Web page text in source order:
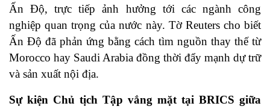
Ấn Độ, trực tiếp ảnh hưởng tới các ngành công
nghiệp quan trọng của nước này. Tờ Reuters cho biết
Ấn Độ đã phản ứng bằng cách tìm nguồn thay thế từ
Morocco hay Saudi Arabia đồng thời đẩy mạnh dự trữ
và sản xuất nội địa.
Sự kiện Chủ tịch Tập vắng mặt tại BRICS giữa